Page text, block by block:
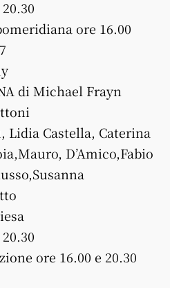
ore 16.00
di Michael Frayn
Lidia Castella, Caterina
D’Amico,Fabio
ore 16.00 e 20.30